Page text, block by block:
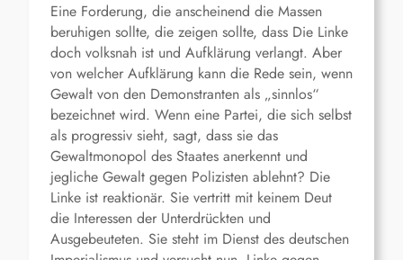
Eine Forderung, die anscheinend die Massen
beruhigen sollte, die zeigen sollte, dass Die Linke
doch volksnah ist und Aufklärung verlangt. Aber
von welcher Aufklärung kann die Rede sein, wenn
Gewalt von den Demonstranten als „sinnlos“
bezeichnet wird. Wenn eine Partei, die sich selbst
als progressiv sieht, sagt, dass sie das
Gewaltmonopol des Staates anerkennt und
jegliche Gewalt gegen Polizisten ablehnt? Die
Linke ist reaktionär. Sie vertritt mit keinem Deut
die Interessen der Unterdrückten und
Ausgebeuteten. Sie steht im Dienst des deutschen